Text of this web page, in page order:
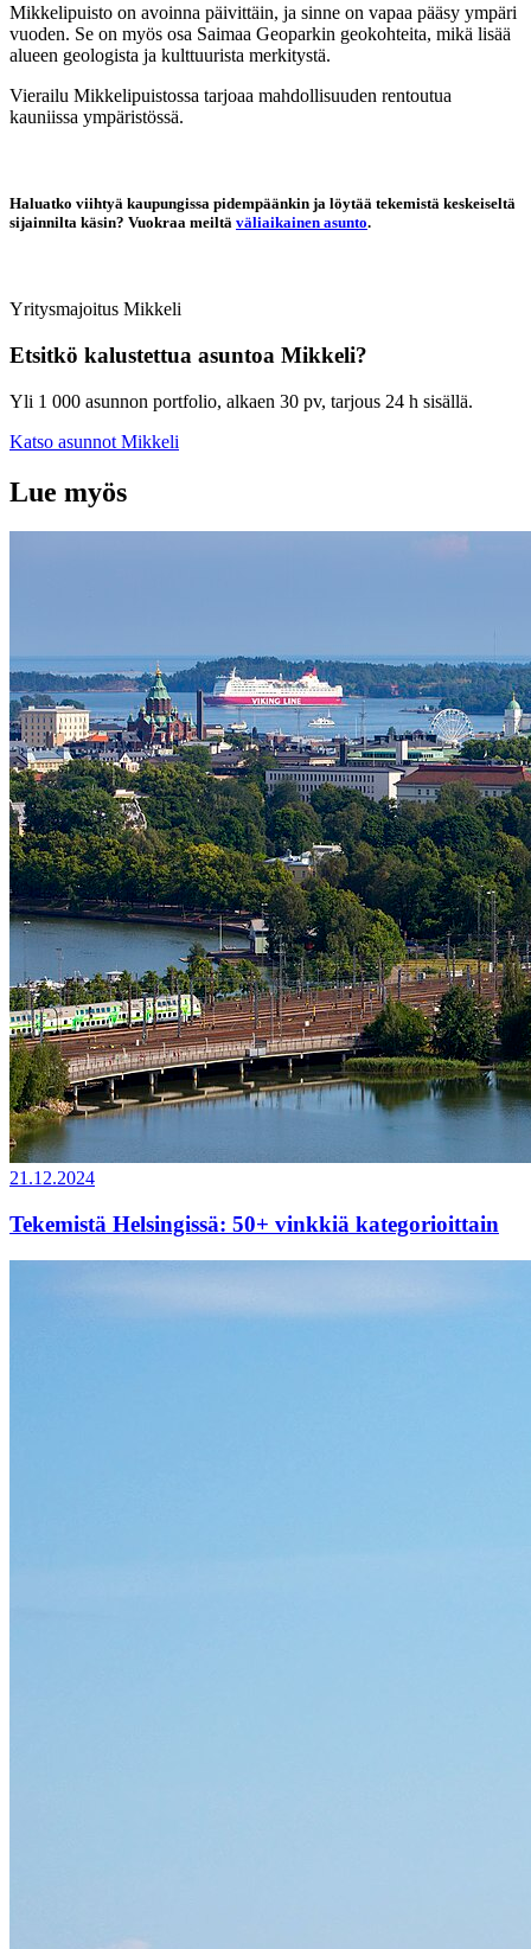
Mikkelipuisto on avoinna päivittäin, ja sinne on vapaa pääsy ympäri
vuoden. Se on myös osa Saimaa Geoparkin geokohteita, mikä lisää
alueen geologista ja kulttuurista merkitystä.
Vierailu Mikkelipuistossa tarjoaa mahdollisuuden rentoutua
kauniissa ympäristössä.
Haluatko viihtyä kaupungissa pidempäänkin ja löytää tekemistä keskeiseltä
sijainnilta käsin? Vuokraa meiltä väliaikainen asunto.
Yritysmajoitus Mikkeli
Etsitkö kalustettua asuntoa Mikkeli?
Yli 1 000 asunnon portfolio, alkaen 30 pv, tarjous 24 h sisällä.
Katso asunnot Mikkeli
Lue myös
21.12.2024
Tekemistä Helsingissä: 50+ vinkkiä kategorioittain